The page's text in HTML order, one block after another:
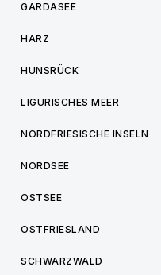
GARDASEE
HARZ
HUNSRÜCK
LIGURISCHES MEER
NORDFRIESISCHE INSELN
NORDSEE
OSTSEE
OSTFRIESLAND
SCHWARZWALD